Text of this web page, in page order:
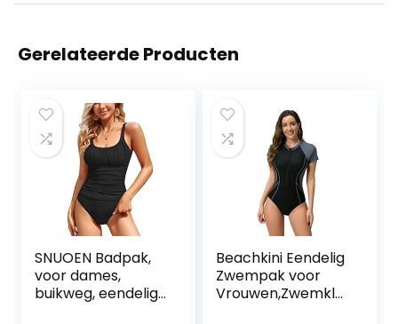
Gerelateerde Producten
SNUOEN Badpak,
voor dames,
buikweg, eendelige
Beachkini Eendelig
Zwempak voor
Vrouwen,Zwemkle